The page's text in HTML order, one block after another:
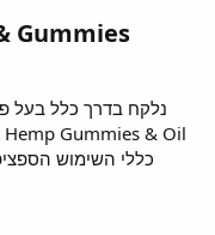
כללי השימוש